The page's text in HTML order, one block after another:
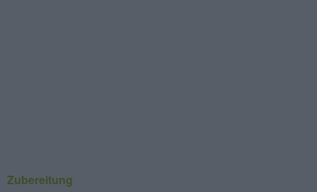
Zubereitung